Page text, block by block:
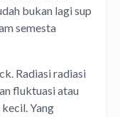
bukan lagi sup
semesta
Radiasi radiasi
fluktuasi atau
Yang